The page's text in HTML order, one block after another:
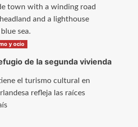
y ocio
de la segunda vivienda